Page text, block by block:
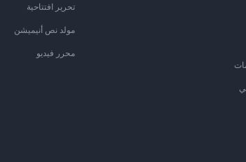
تحرير افتتاحية
مولد نص أنيميشن
محرر فيديو